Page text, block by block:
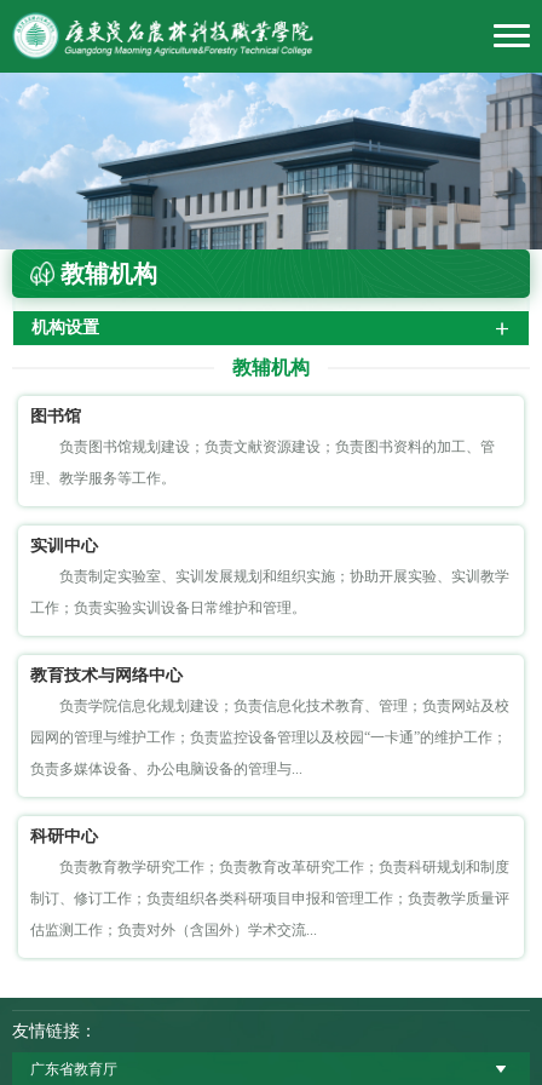
教辅机构
机构设置
教辅机构
图书馆
负责图书馆规划建设；负责文献资源建设；负责图书资料的加工、管
理、教学服务等工作。
​实训中心
负责制定实验室、实训发展规划和组织实施；协助开展实验、实训教学
工作；负责实验实训设备日常维护和管理。
教育技术与网络中心
负责学院信息化规划建设；负责信息化技术教育、管理；负责网站及校
园网的管理与维护工作；负责监控设备管理以及校园“一卡通”的维护工作；
负责多媒体设备、办公电脑设备的管理与...
科研中心
负责教育教学研究工作；负责教育改革研究工作；负责科研规划和制度
制订、修订工作；负责组织各类科研项目申报和管理工作；负责教学质量评
估监测工作；负责对外（含国外）学术交流...
友情链接：
广东省教育厅